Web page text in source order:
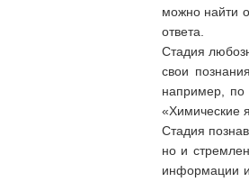
можно найти
ответа.
Стадия
свои
например, по
«Химические
Стадия
но и
информации